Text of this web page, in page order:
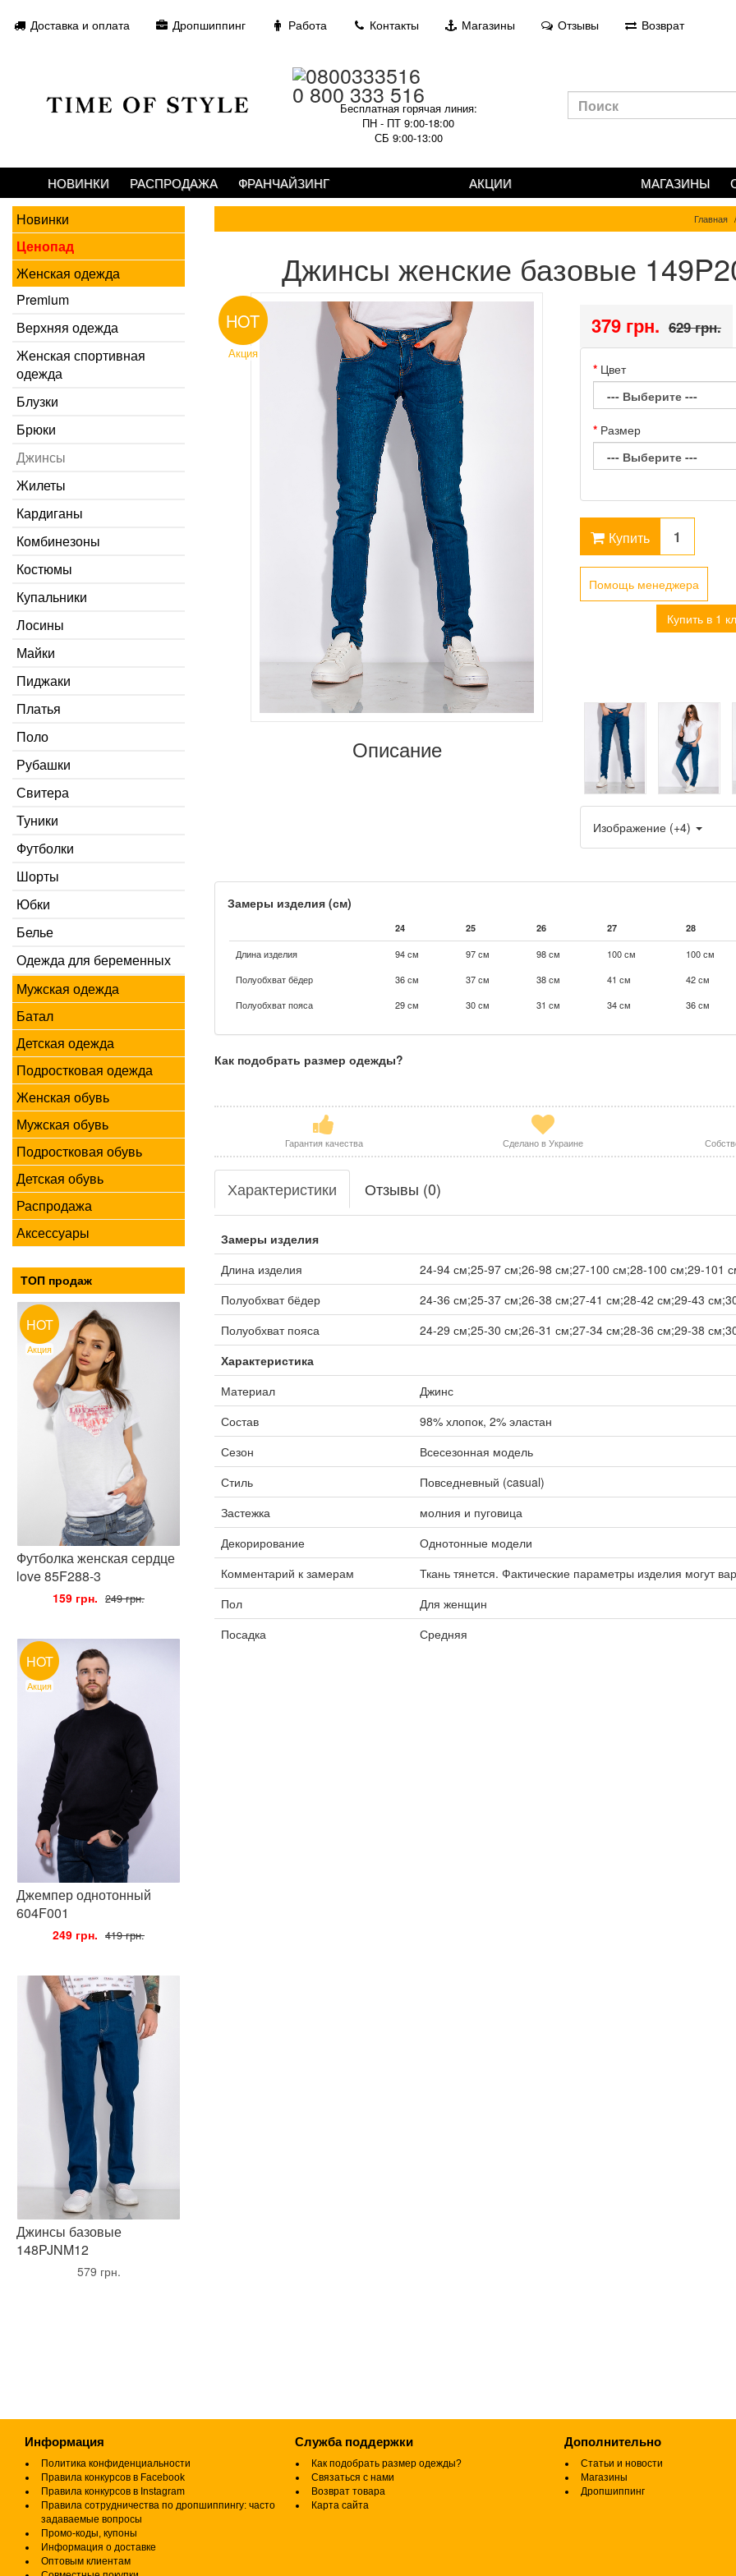
Доставка и оплата Дропшиппинг Работа Контакты Магазины Отзывы Возврат
0 800 333 516
Бесплатная горячая линия:
ПН - ПТ 9:00-18:00
СБ 9:00-13:00
НОВИНКИ РАСПРОДАЖА ФРАНЧАЙЗИНГ АКЦИИ МАГАЗИНЫ
Новинки
Ценопад
Женская одежда
Premium
Верхняя одежда
Женская спортивная
одежда
Блузки
Брюки
Джинсы
Жилеты
Кардиганы
Комбинезоны
Костюмы
Купальники
Лосины
Майки
Пиджаки
Платья
Поло
Рубашки
Свитера
Туники
Футболки
Шорты
Юбки
Белье
Одежда для беременных
Мужская одежда
Батал
Детская одежда
Подростковая одежда
Женская обувь
Мужская обувь
Подростковая обувь
Детская обувь
Распродажа
Аксессуары
ТОП продаж
HOT
Акция
Футболка женская сердце
love 85F288-3
159 грн. 249 грн.
HOT
Акция
Джемпер однотонный
604F001
249 грн. 419 грн.
Джинсы базовые
148PJNM12
579 грн.
Главная
Джинсы женские базовые
HOT
Акция
Описание
379 грн. 629 грн.
Цвет
Размер
Купить
Помощь менеджера
Купить в 1
Изображение (+4)
Замеры изделия (см)
24 25 26 27 28
Длина изделия 94 см 97 см 98 см 100 см 100 см
Полуобхват бёдер
36 см 37 см 38 см 41 см 42 см
Полуобхват пояса
29 см 30 см 31 см 34 см 36 см
Как подобрать размер одежды?
Гарантия качества Сделано в Украине
Характеристики Отзывы (0)
Замеры изделия
Длина изделия
24-94 см;25-97 см;26-98 см;27-100 см;28-100 см;29-101
Полуобхват бёдер
24-36 см;25-37 см;26-38 см;27-41 см;28-42 см;29-43
Полуобхват пояса
24-29 см;25-30 см;26-31 см;27-34 см;28-36 см;29-38
Характеристика
Материал
Джинс
Состав
98% хлопок, 2% эластан
Сезон
Всесезонная модель
Стиль
Повседневный (casual)
Застежка
молния и пуговица
Декорирование
Однотонные модели
Комментарий к замерам
Ткань тянется. Фактические параметры изделия могут
Пол
Для женщин
Посадка
Средняя
Информация
Политика конфиденциальности
Правила конкурсов в Facebook
Правила конкурсов в Instagram
Правила сотрудничества по дропшиппингу: часто
задаваемые вопросы
Промо-коды, купоны
Информация о доставке
Оптовым клиентам
Служба поддержки
Как подобрать размер одежды?
Связаться с нами
Возврат товара
Карта сайта
Дополнительно
Статьи и новости
Магазины
Дропшиппинг